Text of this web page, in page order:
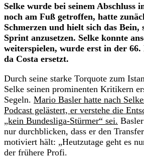
Selke wurde bei seinem Abschluss
noch am Fuß getroffen, hatte
Schmerzen und hielt sich das Bein,
Sprint anzusetzen. Selke konnte
weiterspielen, wurde erst in der
da Costa ersetzt.
Durch seine starke Torquote zum
Selke seinen prominenten Kritikern
Segeln. Mario Basler hatte nach
Podcast gelästert, er verstehe die
„kein Bundesliga-Stürmer“ sei.
nur durchblicken, dass er den
motiviert hält: „Heutzutage geht es
der frühere Profi.